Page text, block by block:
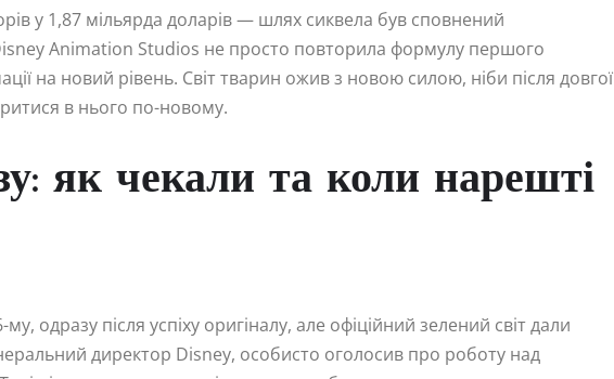
у 1,87 мільярда доларів — шлях сиквела був сповнений
Animation Studios не просто повторила формулу першого
на новий рівень. Світ тварин ожив з новою силою, ніби після довгої
в нього по-новому.
як чекали та коли нарешті
одразу після успіху оригіналу, але офіційний зелений світ дали
директор Disney, особисто оголосив про роботу над